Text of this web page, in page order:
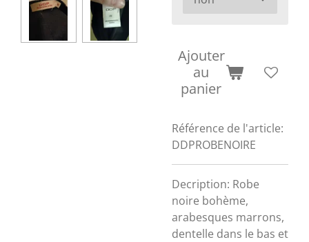
Ajouter
au
panier
Référence de l'article:
DDPROBENOIRE
Decription: Robe
noire bohème,
arabesques marrons,
dentelle dans le bas et